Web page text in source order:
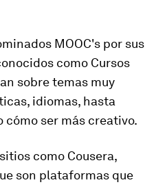
MOOC's por sus
como Cursos
sobre temas muy
idiomas, hasta
ser más creativo.
como Cousera,
son plataformas que